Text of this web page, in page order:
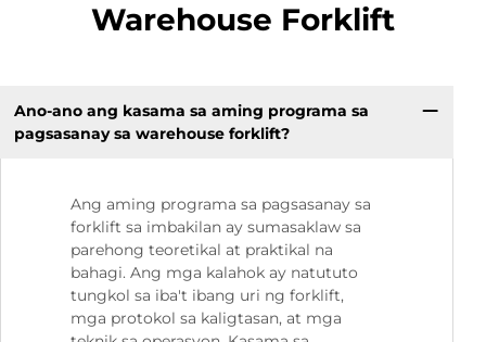
Warehouse Forklift
Ano-ano ang kasama sa aming programa sa
pagsasanay sa warehouse forklift?
Ang aming programa sa pagsasanay sa
forklift sa imbakilan ay sumasaklaw sa
parehong teoretikal at praktikal na
bahagi. Ang mga kalahok ay natututo
tungkol sa iba't ibang uri ng forklift,
mga protokol sa kaligtasan, at mga